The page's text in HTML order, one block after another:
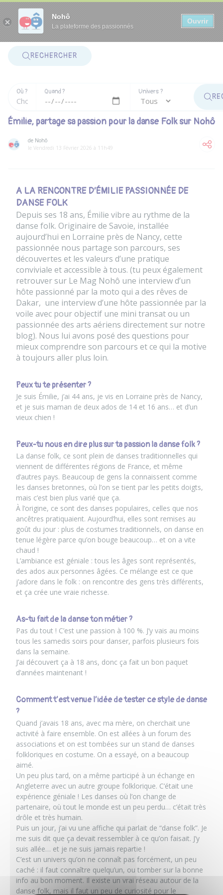
Nohô
La plateforme des passionnés
Ouvrir
RECHERCHER
Où ? Quand ? Univers ?
Émilie, partage sa passion pour la danse Folk sur Nohô
de Nohô
le Vendredi 13 Février 2026 à 11h49
A LA RENCONTRE D’ÉMILIE PASSIONNÉE DE
DANSE FOLK
Depuis ses 18 ans, Émilie vibre au rythme de la
danse folk. Originaire de Savoie, installée
aujourd’hui en Lorraine près de Nancy, cette
passionnée nous partage son parcours, ses
découvertes et les valeurs d’une pratique
conviviale et accessible à tous. (tu peux également
retrouver sur Le Mag Nohô une interview d’un
hôte passionné par la moto qui a des rêves de
Dakar, une interview d’une hôte passionnée par la
voile avec pour objectif une mini transatou un
passionnée des arts aériens directement sur notre
blog). Nous lui avons posé des questions pour
mieux comprendre son parcours et ce qui la motive
à toujours aller plus loin.
Peux tu te présenter ?
Je suis Émilie, j’ai 44 ans, je vis en Lorraine près de Nancy,
et je suis maman de deux ados de 14 et 16 ans… et d’un
vieux chien !
Peux-tu nous en dire plus sur ta passion la danse folk ?
La danse folk, ce sont plein de danses traditionnelles qui
viennent de différentes régions de France, et même
d’autres pays. Beaucoup de gens la connaissent comme
les danses bretonnes, où l’on se tient par les petits doigts,
mais c’est bien plus varié que ça.
À l’origine, ce sont des danses populaires, celles que nos
ancêtres pratiquaient. Aujourd’hui, elles sont remises au
goût du jour : plus de costumes traditionnels, on danse en
tenue légère parce qu’on bouge beaucoup… et on a vite
chaud !
L’ambiance est géniale : tous les âges sont représentés,
des ados aux personnes âgées. Ce mélange est ce que
j’adore dans le folk : on rencontre des gens très différents,
et ça crée une vraie richesse.
As-tu fait de la danse ton métier ?
Pas du tout ! C’est une passion à 100 %. J’y vais au moins
tous les samedis soirs pour danser, parfois plusieurs fois
dans la semaine.
J’ai découvert ça à 18 ans, donc ça fait un bon paquet
d’années maintenant !
Comment t’est venue l’idée de tester ce style de danse
?
Quand j’avais 18 ans, avec ma mère, on cherchait une
activité à faire ensemble. On est allées à un forum des
associations et on est tombées sur un stand de danses
folkloriques en costume. On a essayé, on a beaucoup
aimé.
Un peu plus tard, on a même participé à un échange en
Angleterre avec un autre groupe folklorique. C’était une
expérience géniale ! Les danses où l’on change de
partenaire, où tout le monde est un peu perdu… c’était très
drôle et très humain.
Puis un jour, j’ai vu une affiche qui parlait de “danse folk”. Je
me suis dit que ça devait ressembler à ce qu’on faisait. J’y
suis allée… et je ne suis jamais repartie !
C’est un univers qu’on ne connaît pas forcément, un peu
caché : il faut connaître quelqu’un, ou tomber sur la bonne
info au bon moment. Il existe un vrai réseau autour de la
danse folk, mais il faut un peu de curiosité pour le
Panneau de gestion des cookies